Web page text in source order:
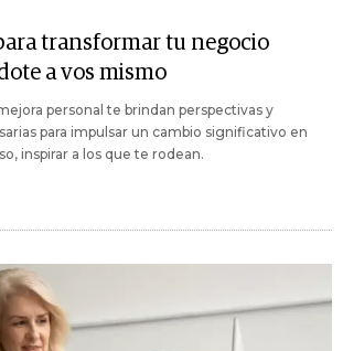
transformar tu negocio
a vos mismo
personal te brindan perspectivas y
para impulsar un cambio significativo en
inspirar a los que te rodean.